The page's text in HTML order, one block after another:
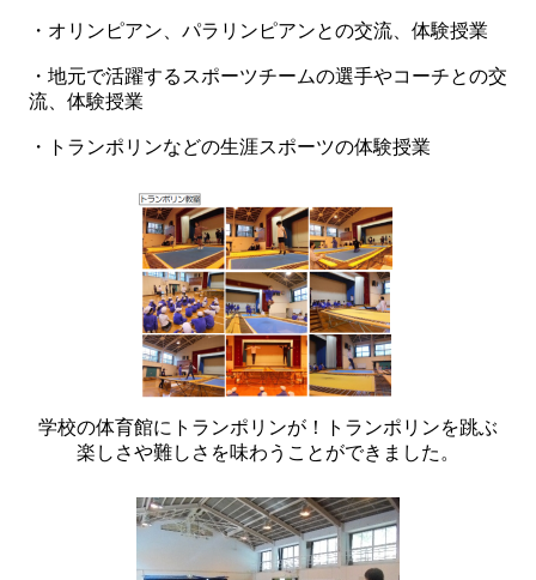
・オリンピアン、パラリンピアンとの交流、体験授業
・地元で活躍するスポーツチームの選手やコーチとの交
流、体験授業
・トランポリンなどの生涯スポーツの体験授業
学校の体育館にトランポリンが！トランポリンを跳ぶ
楽しさや難しさを味わうことができました。